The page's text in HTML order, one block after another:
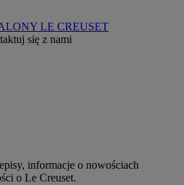
LE CREUSET
się z nami
informacje o nowościach
o Le Creuset.